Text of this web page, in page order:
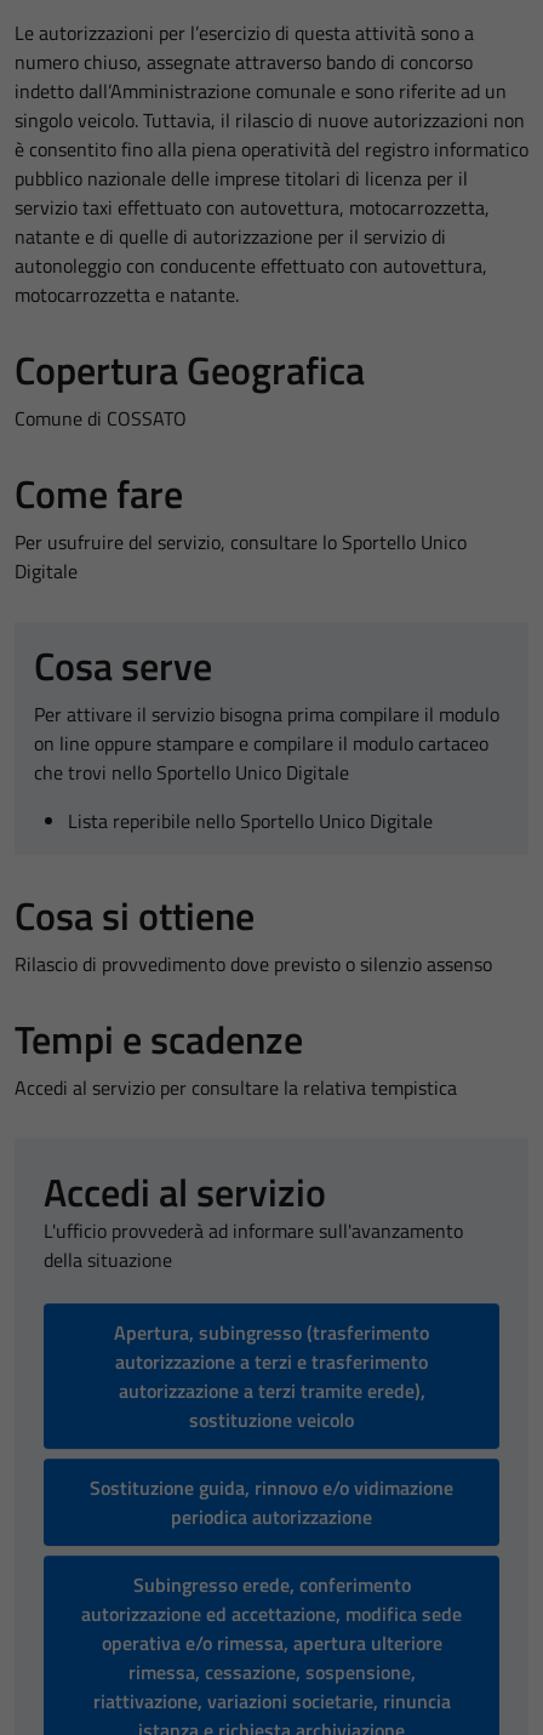
Le autorizzazioni per l’esercizio di questa attività sono a
numero chiuso, assegnate attraverso bando di concorso
indetto dall’Amministrazione comunale e sono riferite ad un
singolo veicolo. Tuttavia, il rilascio di nuove autorizzazioni non
è consentito fino alla piena operatività del registro informatico
pubblico nazionale delle imprese titolari di licenza per il
servizio taxi effettuato con autovettura, motocarrozzetta,
natante e di quelle di autorizzazione per il servizio di
autonoleggio con conducente effettuato con autovettura,
motocarrozzetta e natante.
Copertura Geografica
Comune di COSSATO
Come fare
Per usufruire del servizio, consultare lo Sportello Unico
Digitale
Cosa serve
Per attivare il servizio bisogna prima compilare il modulo
on line oppure stampare e compilare il modulo cartaceo
che trovi nello Sportello Unico Digitale
Lista reperibile nello Sportello Unico Digitale
Cosa si ottiene
Rilascio di provvedimento dove previsto o silenzio assenso
Tempi e scadenze
Accedi al servizio per consultare la relativa tempistica
Accedi al servizio
L'ufficio provvederà ad informare sull'avanzamento
della situazione
Apertura, subingresso (trasferimento
autorizzazione a terzi e trasferimento
autorizzazione a terzi tramite erede),
sostituzione veicolo
Sostituzione guida, rinnovo e/o vidimazione
periodica autorizzazione
Subingresso erede, conferimento
autorizzazione ed accettazione, modifica sede
operativa e/o rimessa, apertura ulteriore
rimessa, cessazione, sospensione,
riattivazione, variazioni societarie, rinuncia